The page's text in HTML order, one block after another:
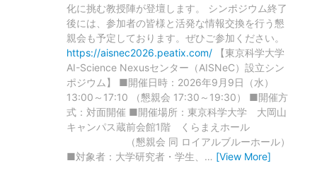
化に挑む教授陣が登壇します。 シンポジウム終了
後には、参加者の皆様と活発な情報交換を行う懇
親会も予定しております。ぜひご参加ください。
https://aisnec2026.peatix.com/ 【東京科学大学
AI-Science Nexusセンター（AISNeC）設立シン
ポジウム】 ■開催日時：2026年9月9日（水）
13:00～17:10 （懇親会 17:30～19:30） ■開催方
式：対面開催 ■開催場所：東京科学大学 大岡山
キャンパス蔵前会館1階 くらまえホール
（懇親会 同 ロイアルブルーホール）
■対象者：大学研究者・学生、 … [View More]